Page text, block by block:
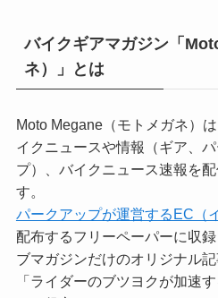
バイクギアマガジン「
ネ）」とは
Moto Megane（モトメガネ）
イクニュースや情報（ギア、
プ）、バイクニュース速報を
す。
パークアップが運営するEC（
配布するフリーペーパーに収
ブマガジンだけのオリジナル
「ライダーのブツヨクが加速